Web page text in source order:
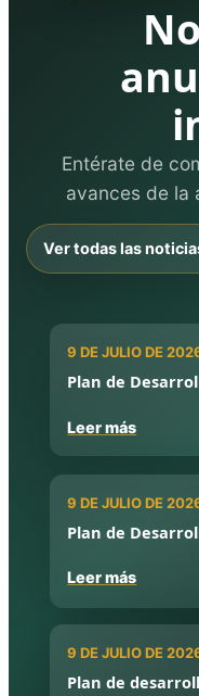
Entérate de
avances de la
Ver todas las
9 DE JULIO DE
Plan de
Leer más
9 DE JULIO DE
Plan de
Leer más
9 DE JULIO DE
Plan de